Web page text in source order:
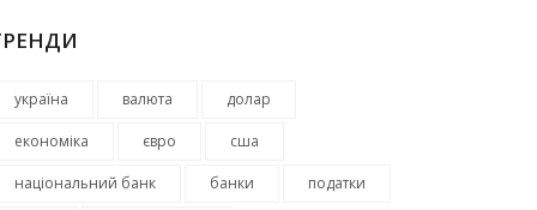
україна валюта долар
економіка євро сша
національний банк банки податки